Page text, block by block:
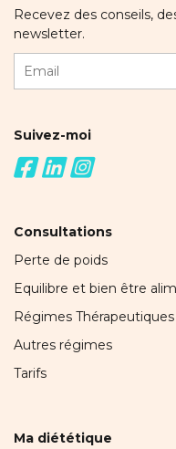
Recevez des conseils,
newsletter.
Suivez-moi
Consultations
Perte de poids
Equilibre et bien être
Régimes Thérapeutiques
Autres régimes
Tarifs
Ma diététique